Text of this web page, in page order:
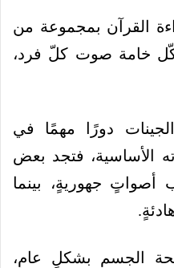
القرآن بمجموعة من
خامة صوت كلّ فرد،
دورًا مهمًا في
الأساسية، فتجد بعض
أصواتٍ جهوريةٍ، بينما
الجسم بشكلٍ عامٍ،